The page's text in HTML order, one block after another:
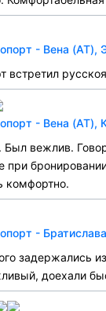
- Вена (AT),
встретил
- Вена (AT),
Был вежлив.
при
комфортно.
-
задержались
доехали